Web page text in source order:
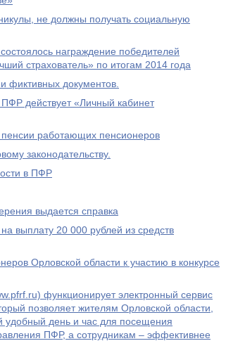
не должны получать социальную
награждение победителей
страхователь» по итогам 2014 года
фиктивных документов.
действует «Личный кабинет
пенсии работающих пенсионеров
законодательству.
в ПФР
выдается справка
выплату 20 000 рублей из средств
Орловской области к участию в конкурсе
функционирует электронный сервис
позволяет жителям Орловской области,
удобный день и час для посещения
ПФР, а сотрудникам – эффективнее